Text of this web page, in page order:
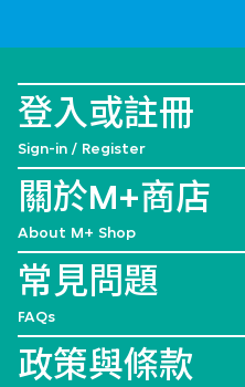
登入或註冊
Sign-in / Register
關於M+商店
About M+ Shop
常見問題
FAQs
政策與條款